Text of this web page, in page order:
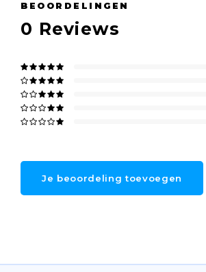
BEOORDELINGEN
0 Reviews
Je beoordeling toevoegen